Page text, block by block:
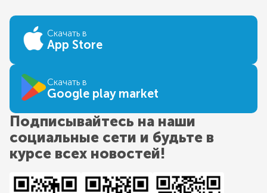
Скачать в
App Store
Скачать в
Google play market
Подписывайтесь на наши
социальные сети и будьте в
курсе всех новостей!